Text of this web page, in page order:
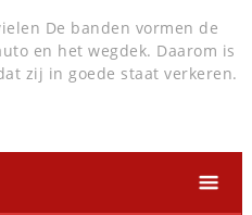
De banden vormen de
en het wegdek. Daarom is
zij in goede staat verkeren.